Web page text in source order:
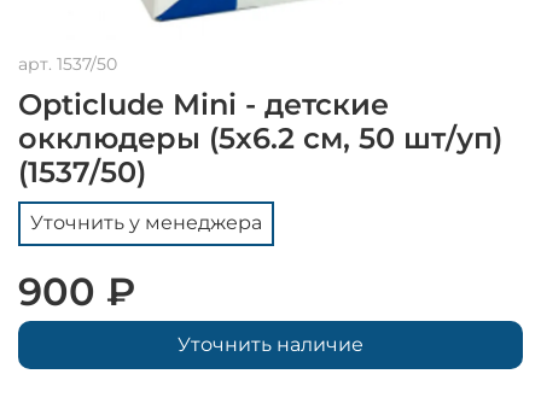
арт. 1537/50
Opticlude Mini - детские
окклюдеры (5х6.2 cм, 50 шт/уп)
(1537/50)
Уточнить у менеджера
900 ₽
Уточнить наличие